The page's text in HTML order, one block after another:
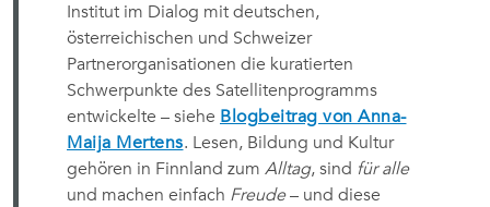
Institut im Dialog mit deutschen,
österreichischen und Schweizer
Partnerorganisationen die kuratierten
Schwerpunkte des Satellitenprogramms
entwickelte – siehe Blogbeitrag von Anna-
Maija Mertens. Lesen, Bildung und Kultur
gehören in Finnland zum Alltag, sind für alle
und machen einfach Freude– und diese